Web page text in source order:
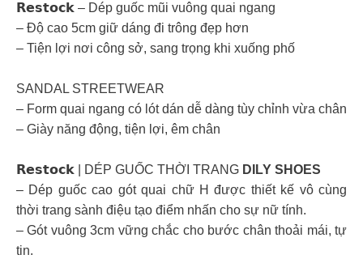
𝗥𝗲𝘀𝘁𝗼𝗰𝗸 – Dép guốc mũi vuông quai ngang
– Độ cao 5cm giữ dáng đi trông đẹp hơn
– Tiện lợi nơi công sở, sang trọng khi xuống phố
SANDAL STREETWEAR
– Form quai ngang có lót dán dễ dàng tùy chỉnh vừa chân
– Giày năng động, tiện lợi, êm chân
𝗥𝗲𝘀𝘁𝗼𝗰𝗸 | DÉP GUỐC THỜI TRANG DILY SHOES
– Dép guốc cao gót quai chữ H được thiết kế vô cùng
thời trang sành điệu tạo điểm nhấn cho sự nữ tính.
– Gót vuông 3cm vững chắc cho bước chân thoải mái, tự
tin.